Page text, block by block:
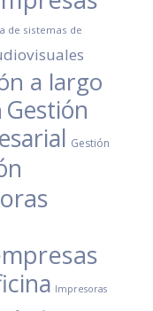
de sistemas de
a largo
Gestión
Gestión
Impresoras